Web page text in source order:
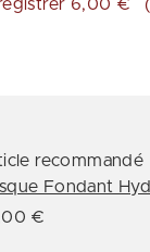
6,00 €
recommandé
Fondant
€